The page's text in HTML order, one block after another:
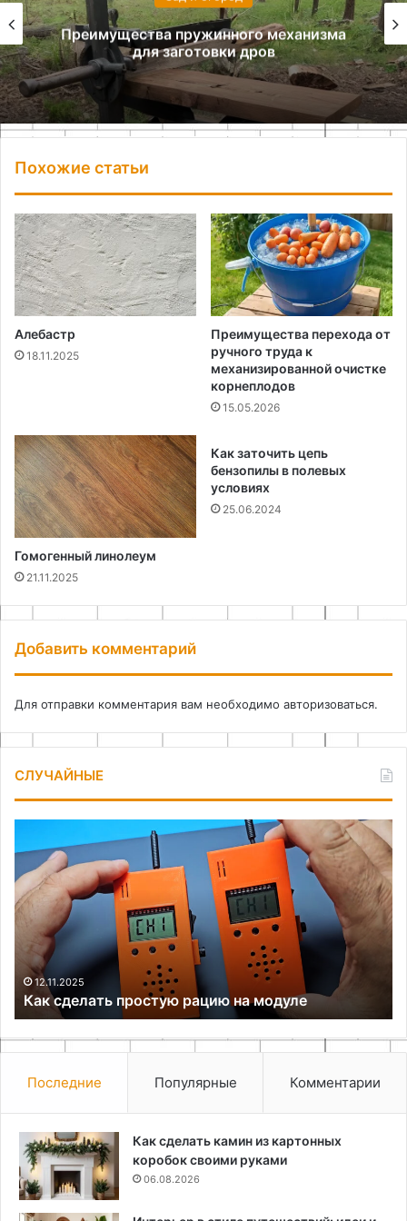
Преимущества пружинного механизма
для заготовки дров
Похожие статьи
Алебастр
18.11.2025
Преимущества перехода от
ручного труда к
механизированной очистке
корнеплодов
15.05.2026
Гомогенный линолеум
21.11.2025
Как заточить цепь
бензопилы в полевых
условиях
25.06.2024
Добавить комментарий
Для отправки комментария вам необходимо авторизоваться.
СЛУЧАЙНЫЕ
сделать
простую
рацию
на
модуле
12.11.2025
Как сделать простую рацию на модуле
Последние Популярные Комментарии
Как сделать камин из картонных
коробок своими руками
06.08.2026